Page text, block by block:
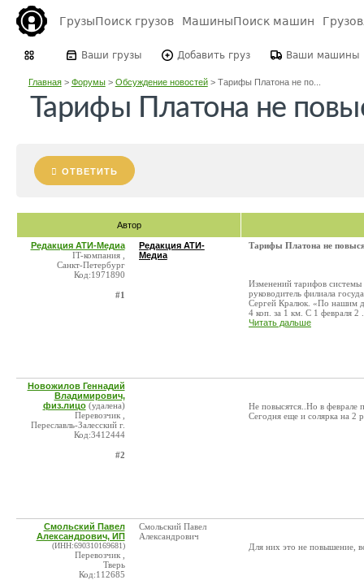
ГрузыПоиск грузов МашиныПоиск машин
Ваши грузы Добавить груз Ваши машины
Главная> Форумы> Обсуждение новостей> Тарифы Платона не по...
Тарифы Платона не
ОТВЕТИТЬ
Автор
Редакция АТИ-Медиа
IT-компания ,
Санкт-Петербург
Код:1971890
#1
Редакция АТИ-
Медиа
Тарифы Платона не
Изменений тарифов
руководитель филиала
Сергей Кралюк. «По нашим
4 коп. за 1 км. С 1 февраля 2
Читать дальше
Новожилов Геннадий
Владимирович,
физ.лицо (удалена)
Перевозчик ,
Переславль-Залесский г.
Код:3412444
#2
Не повысятся..Но в феврале
Сегодня еще и солярка на 2
Смольский Павел
Александрович, ИП
(ИНН:690310169681)
Перевозчик ,
Тверь
Код:112685
Смольский Павел
Александрович
Для них это не повышение,